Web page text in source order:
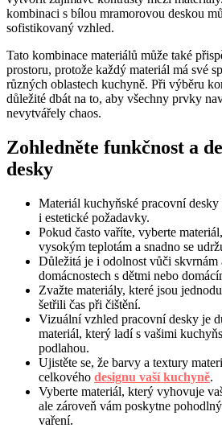
kombinaci s bílou mramorovou deskou
sofistikovaný vzhled.
Tato kombinace materiálů může také
prostoru, protože každý materiál má své
různých oblastech kuchyně. Při výběru
důležité dbát na to, aby všechny prvky
nevytvářely chaos.
Zohledněte funkčnost a
desky
Materiál kuchyňské pracovní
i estetické požadavky.
Pokud často vaříte, vyberte
vysokým teplotám a snadno se
Důležitá je i odolnost vůči skvrnám
domácnostech s dětmi nebo
Zvažte materiály, které jsou
šetřili čas při čištění.
Vizuální vzhled pracovní desky je
materiál, který ladí s vašimi
podlahou.
Ujistěte se, že barvy a textury
celkového designu vaší kuchyně.
Vyberte materiál, který vyhovuje
ale zároveň vám poskytne
vaření.